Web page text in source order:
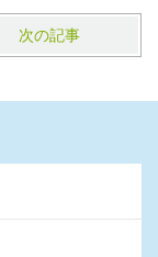
次の記事